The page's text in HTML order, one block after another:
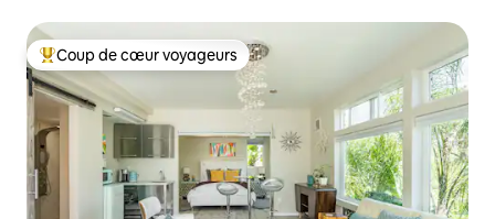
Coups de cœur voyageurs les plus appréciés
Coup de cœur voyageurs